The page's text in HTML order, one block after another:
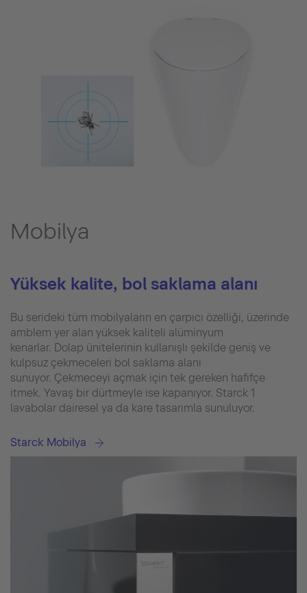
Mobilya
Yüksek kalite, bol saklama alanı
Bu serideki tüm mobilyaların en çarpıcı özelliği, üzerinde
amblem yer alan yüksek kaliteli alüminyum
kenarlar. Dolap ünitelerinin kullanışlı şekilde geniş ve
kulpsuz çekmeceleri bol saklama alanı
sunuyor. Çekmeceyi açmak için tek gereken hafifçe
itmek. Yavaş bir dürtmeyle ise kapanıyor. Starck 1
lavabolar dairesel ya da kare tasarımla sunuluyor.
Starck Mobilya